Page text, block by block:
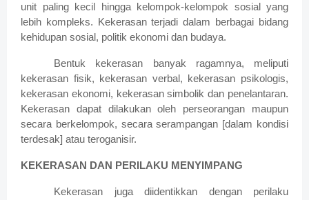
unit paling kecil hingga kelompok-kelompok sosial yang
lebih kompleks. Kekerasan terjadi dalam berbagai bidang
kehidupan sosial, politik ekonomi dan budaya.
Bentuk kekerasan banyak ragamnya, meliputi
kekerasan fisik, kekerasan verbal, kekerasan psikologis,
kekerasan ekonomi, kekerasan simbolik dan penelantaran.
Kekerasan dapat dilakukan oleh perseorangan maupun
secara berkelompok, secara serampangan [dalam kondisi
terdesak] atau teroganisir.
KEKERASAN DAN PERILAKU MENYIMPANG
Kekerasan juga diidentikkan dengan perilaku